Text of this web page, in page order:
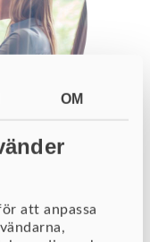
OM
att anpassa
och